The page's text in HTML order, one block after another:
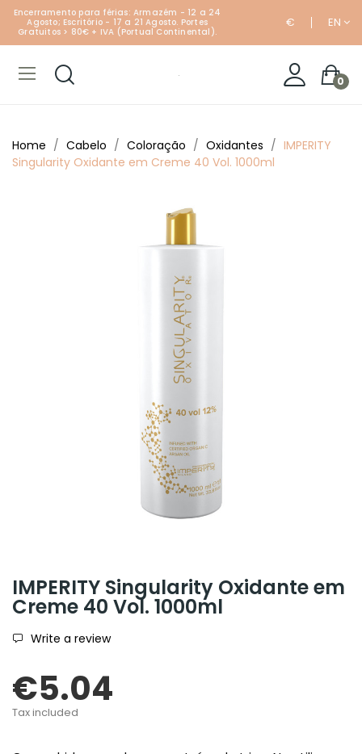
Encerramento para férias: Armazém - 12 a 24
Agosto; Escritório - 17 a 21 Agosto. Portes
Gratuitos > 80€ + IVA (Portual Continental).
€ EN
0
Home Cabelo Coloração Oxidantes
IMPERITY
Singularity Oxidante em Creme 40 Vol. 1000ml
IMPERITY Singularity Oxidante em
Creme 40 Vol. 1000ml
Write a review
€5.04
Tax included